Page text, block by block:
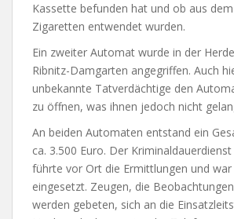
Kassette befunden hat und ob aus
Zigaretten entwendet wurden.
Ein zweiter Automat wurde in der
Ribnitz-Damgarten angegriffen. Auch
unbekannte Tatverdächtige den
zu öffnen, was ihnen jedoch nicht
An beiden Automaten entstand ein
ca. 3.500 Euro. Der
führte vor Ort die Ermittlungen und war
eingesetzt. Zeugen, die
werden gebeten, sich an die